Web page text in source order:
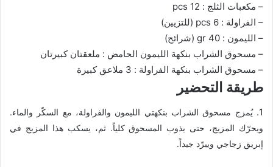
– مكعبات الثلج : 12 pcs
– الفراولة : 6 pcs (للتزيين)
– الليمون : 40 gr (شرائح)
– مسحوق الشراب بنكهة الليمون الحامض : ملعقتان كبيرتان
– مسحوق الشراب بنكهة الفراولة : 3 ملاعق كبيرة
طريقة التحضير
1.
يُمزج مسحوق الشراب بنكهتي الليمون والفراولة، مع السكّر والماء.
ويحرّك المزيج، حتى يذوب المسحوق كلياً. ثم، يسكب هذا المزيج في
إبريق زجاجي ويبرّد جيداً.